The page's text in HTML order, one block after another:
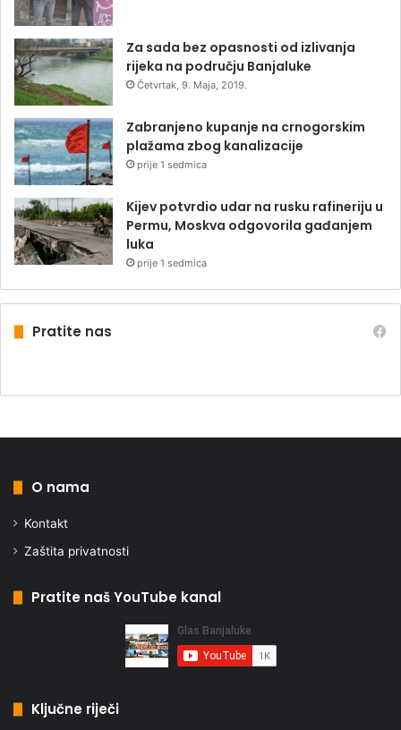
Za sada bez opasnosti od izlivanja
rijeka na području Banjaluke
Četvrtak, 9. Maja, 2019.
Zabranjeno kupanje na crnogorskim
plažama zbog kanalizacije
prije 1 sedmica
Kijev potvrdio udar na rusku rafineriju u
Permu, Moskva odgovorila gađanjem
luka
prije 1 sedmica
Pratite nas
O nama
Kontakt
Zaštita privatnosti
Pratite naš YouTube kanal
Ključne riječi